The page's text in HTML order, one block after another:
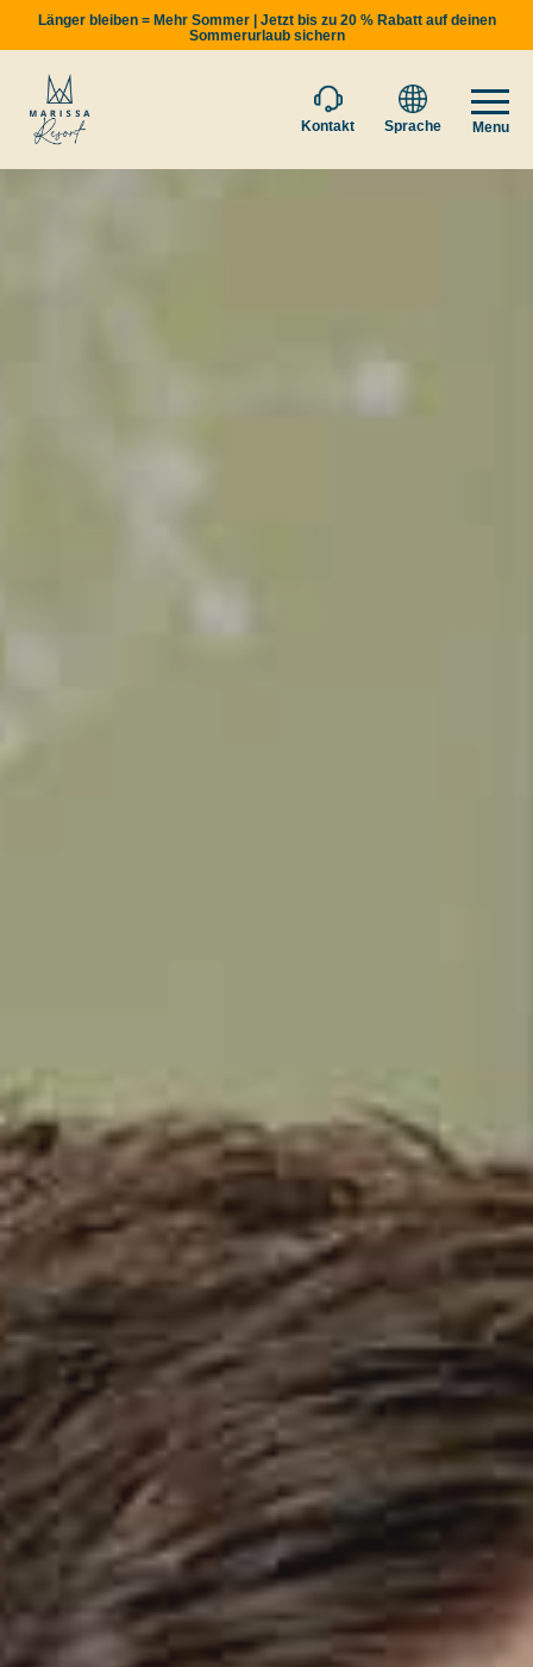
Länger bleiben = Mehr Sommer | Jetzt bis zu 20 % Rabatt auf deinen
Sommerurlaub sichern
Kontakt Sprache Menu